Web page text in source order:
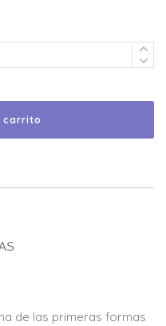
carrito
de las primeras formas